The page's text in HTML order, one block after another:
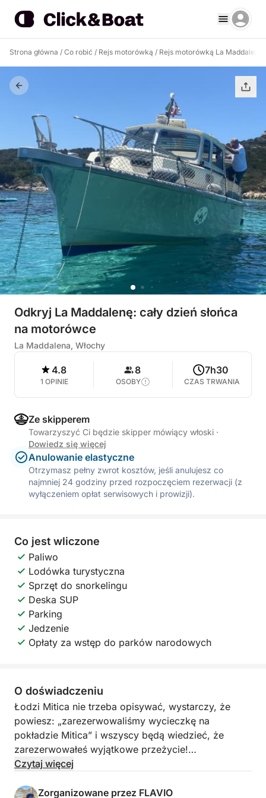
Strona główna / Co robić / Rejs motorówką / Rejs motorówką La Maddalena
Odkryj La Maddalenę: cały dzień słońca
na motorówce
La Maddalena, Włochy
4.8
1 OPINIE
8
OSOBY
7h30
CZAS TRWANIA
Ze skipperem
Towarzyszyć Ci będzie skipper mówiący włoski ·
Dowiedz się więcej
Anulowanie elastyczne
Otrzymasz pełny zwrot kosztów, jeśli anulujesz co
najmniej 24 godziny przed rozpoczęciem rezerwacji (z
wyłączeniem opłat serwisowych i prowizji).
Co jest wliczone
Paliwo
Lodówka turystyczna
Sprzęt do snorkelingu
Deska SUP
Parking
Jedzenie
Opłaty za wstęp do parków narodowych
O doświadczeniu
Łodzi Mitica nie trzeba opisywać, wystarczy, że
powiesz: „zarezerwowaliśmy wycieczkę na
pokładzie Mitica” i wszyscy będą wiedzieć, że
zarezerwowałeś wyjątkowe przeżycie!
Mitica to 9-metrowy cruiser z kabiną, który może
mocnymi silnikami, które bezpiecznie popychają go
Czytaj więcej
Zorganizowane przez FLAVIO